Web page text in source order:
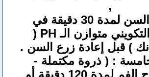
- أحفظ السن لمدة 30 دقيقة في
الوسط التكويني متوازن الـ PH (
) قبل إعادة زرع السن .
: ( ذروة مكتملة -